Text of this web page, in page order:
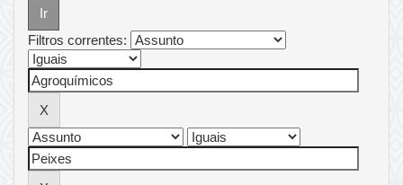
Filtros correntes: